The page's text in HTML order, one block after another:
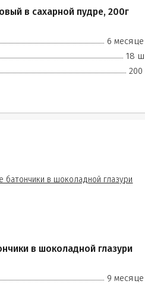
в сахарной пудре, 200г
6
18
200
в шоколадной глазури
9